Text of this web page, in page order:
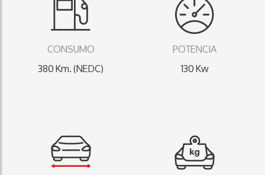
CONSUMO
380 Km. (NEDC)
POTENCIA
130 Kw